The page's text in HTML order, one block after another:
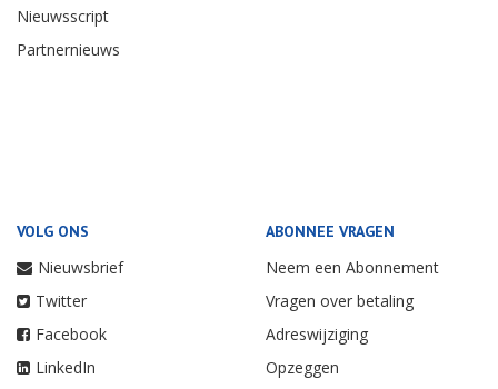
Nieuwsscript
Partnernieuws
VOLG ONS
Nieuwsbrief
Twitter
Facebook
LinkedIn
ABONNEE VRAGEN
Neem een Abonnement
Vragen over betaling
Adreswijziging
Opzeggen